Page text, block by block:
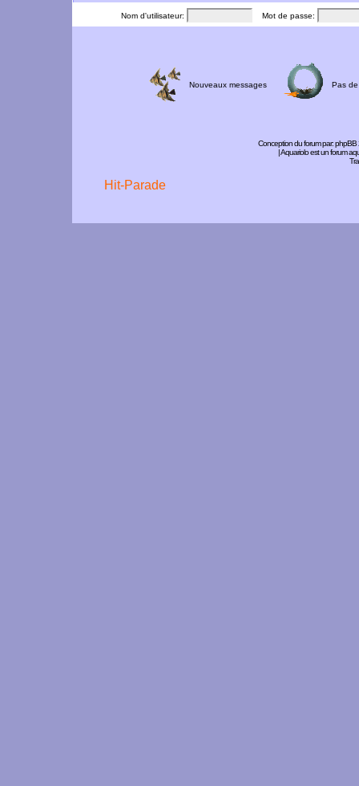
Nom d'utilisateur: Mot de passe:
Nouveaux messages Pas
Conception du forum par:phpBB
| Aquariolo est un forum